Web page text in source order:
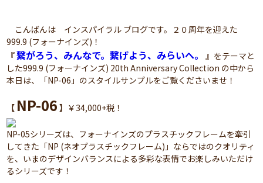
こんばんは インスパイラル ブログです。２０周年を迎えた
999.9 (フォーナインズ) ！
『繋がろう、みんなで。繋げよう、みらいへ。
』をテーマと
した999.9 (フォーナインズ) 20th Anniversary Collection の中から
本日は、「NP-06」のスタイルサンプルをご覧くださいませ！
【 NP-06 】￥34,000+税！
NP-05シリーズは、フォーナインズのプラスチックフレームを牽引
してきた「NP (ネオプラスチックフレーム)」ならではのクオリティ
を、いまのデザインバランスによる多彩な表情でお楽しみいただけ
るシリーズです！